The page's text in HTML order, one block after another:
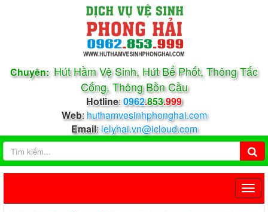
Chuyên: Hút Hầm Vệ Sinh, Hút Bể Phốt, Thông Tắc
Cống, Thông Bồn Cầu
Hotline:0962.853.999
Web: huthamvesinhphonghai.com
Email:lelyhai.vn@icloud.com